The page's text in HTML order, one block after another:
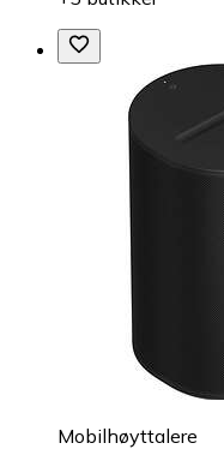
Mobilhøyttalere